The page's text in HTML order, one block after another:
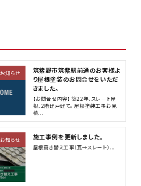
お知らせ
筑紫野市筑紫駅前通のお客様よ
り屋根塗装のお問合せをいただ
きました。
【お問合せ内容】 築22年、スレート屋
根、2階建戸建て。 屋根塗装工事お見
積...
お知らせ 施工事例を更新しました。
屋根葺き替え工事（瓦→スレート）...